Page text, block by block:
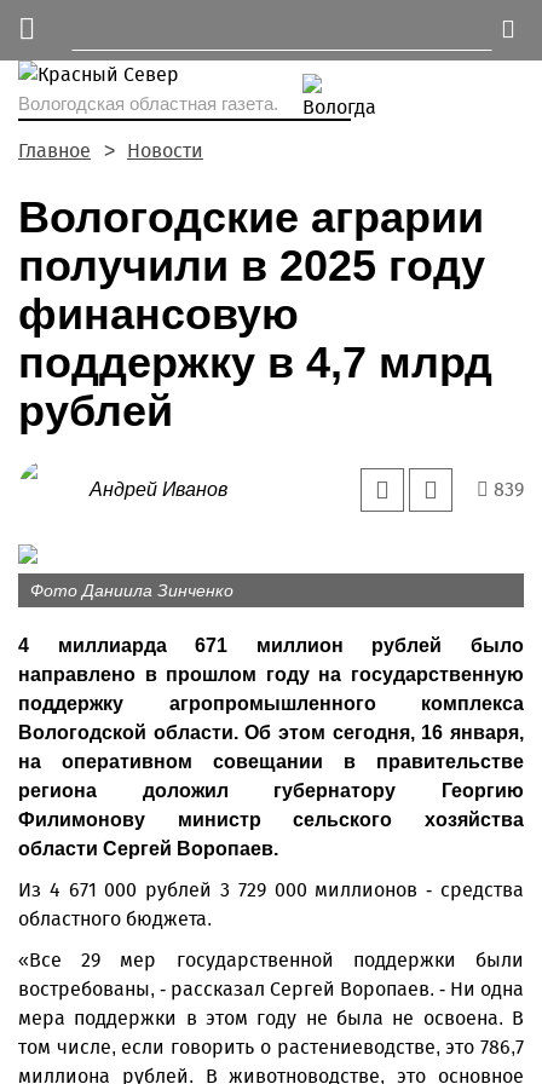
Вологодская областная газета.
Главное Новости
Вологодские аграрии
получили в 2025 году
финансовую
поддержку в 4,7 млрд
рублей
Андрей Иванов 839
Фото Даниила Зинченко
4 миллиарда 671 миллион рублей было
направлено в прошлом году на государственную
поддержку агропромышленного комплекса
Вологодской области. Об этом сегодня, 16 января,
на оперативном совещании в правительстве
региона доложил губернатору Георгию
Филимонову министр сельского хозяйства
области Сергей Воропаев.
Из 4 671 000 рублей 3 729 000 миллионов - средства
областного бюджета.
«Все 29 мер государственной поддержки были
востребованы, - рассказал Сергей Воропаев. - Ни одна
мера поддержки в этом году не была не освоена. В
том числе, если говорить о растениеводстве, это 786,7
миллиона рублей. В животноводстве, это основное